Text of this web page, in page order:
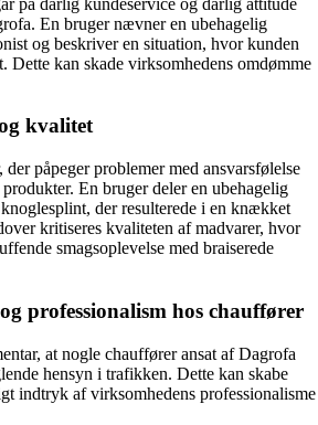
En bruger nævner en ubehagelig
og beskriver en situation, hvor kunden
Dette kan skade virksomhedens omdømme
kvalitet
påpeger problemer med ansvarsfølelse
En bruger deler en ubehagelig
der resulterede i en knækket
kritiseres kvaliteten af madvarer, hvor
smagsoplevelse med braiserede
professionalism hos chauffører
at nogle chauffører ansat af Dagrofa
hensyn i trafikken. Dette kan skabe
indtryk af virksomhedens professionalisme